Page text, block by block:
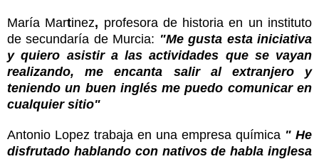
María Martinez, profesora de historia en un instituto
de secundaría de Murcia: "Me gusta esta iniciativa
y quiero asistir a las actividades que se vayan
realizando,me encanta salir al extranjero y
teniendo un buen inglésme puedo comunicar en
cualquier sitio"
Antonio Lopez trabaja en una empresa química " He
disfrutado hablando con nativos de habla inglesa